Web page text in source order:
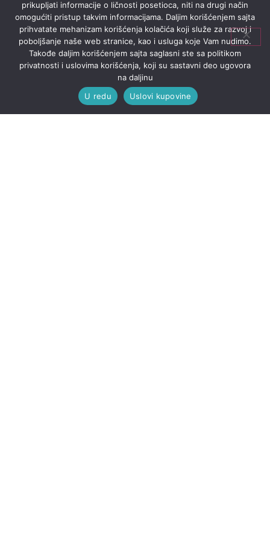
prikupljati informacije o ličnosti posetioca, niti na drugi način
omogućiti pristup takvim informacijama. Daljim korišćenjem sajta
prihvatate mehanizam korišćenja kolačića koji služe za razvoj i
poboljšanje naše web stranice, kao i usluga koje Vam nudimo.
Takođe daljim korišćenjem sajta saglasni ste sa politikom
privatnosti i uslovima korišćenja, koji su sastavni deo ugovora
na daljinu
U redu
Uslovi kupovine